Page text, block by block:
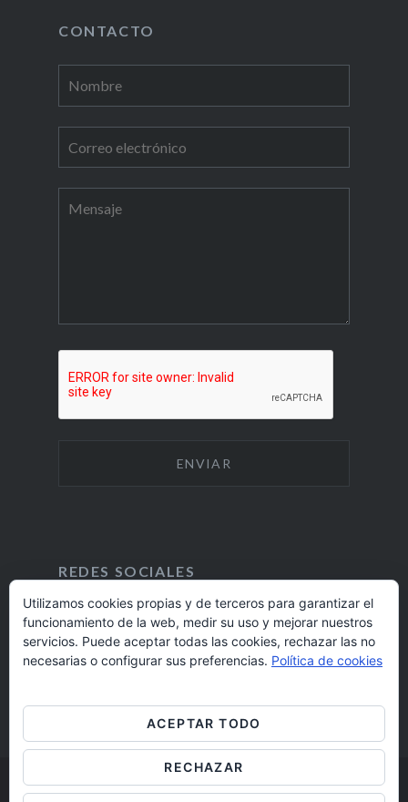
CONTACTO
REDES SOCIALES
I
N
S
A
R
M
F
A
C
B
O
924 17 16 20
Barrio Alto Badajoz © 2019
Utilizamos cookies propias y de terceros para garantizar el
funcionamiento de la web, medir su uso y mejorar nuestros
servicios. Puede aceptar todas las cookies, rechazar las no
necesarias o configurar sus preferencias. Política de cookies
ACEPTAR TODO
RECHAZAR